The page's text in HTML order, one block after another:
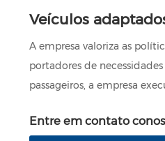
Veículos
A empresa valoriza as
portadores de
passageiros, a empresa
Entre em contato